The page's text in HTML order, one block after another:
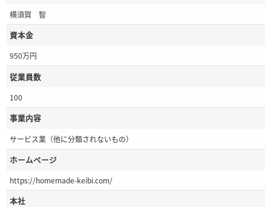
横須賀 智
資本金
950万円
従業員数
100
事業内容
サービス業（他に分類されないもの）
ホームページ
https://homemade-keibi.com/
本社